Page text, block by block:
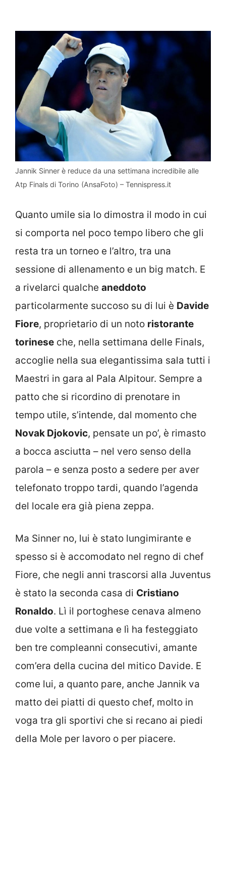
Jannik Sinner è reduce da una settimana incredibile alle
Atp Finals di Torino (AnsaFoto) – Tennispress.it
Quanto umile sia lo dimostra il modo in cui
si comporta nel poco tempo libero che gli
resta tra un torneo e l’altro, tra una
sessione di allenamento e un big match. E
a rivelarci qualche aneddoto
particolarmente succoso su di lui è Davide
Fiore, proprietario di un noto ristorante
torinese che, nella settimana delle Finals,
accoglie nella sua elegantissima sala tutti i
Maestri in gara al Pala Alpitour. Sempre a
patto che si ricordino di prenotare in
tempo utile, s’intende, dal momento che
Novak Djokovic, pensate un po’, è rimasto
a bocca asciutta – nel vero senso della
parola – e senza posto a sedere per aver
telefonato troppo tardi, quando l’agenda
del locale era già piena zeppa.
Ma Sinner no, lui è stato lungimirante e
spesso si è accomodato nel regno di chef
Fiore, che negli anni trascorsi alla Juventus
è stato la seconda casa di Cristiano
Ronaldo. Lì il portoghese cenava almeno
due volte a settimana e lì ha festeggiato
ben tre compleanni consecutivi, amante
com’era della cucina del mitico Davide. E
come lui, a quanto pare, anche Jannik va
matto dei piatti di questo chef, molto in
voga tra gli sportivi che si recano ai piedi
della Mole per lavoro o per piacere.